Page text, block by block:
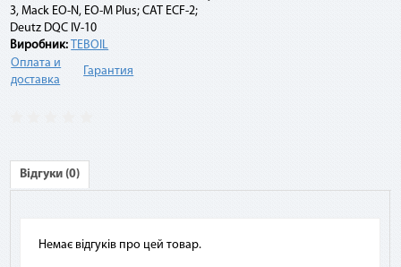
3, Mack EO-N, EO-M Plus; CAT ECF-2;
Deutz DQC IV-10
Виробник: TEBOIL
Оплата и
доставка
Гарантия
Відгуки (0)
Немає відгуків про цей товар.